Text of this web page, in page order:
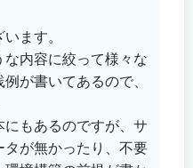
ます。
内容に絞って様々な
が書いてあるので、
もあるのですが、サ
が無かったり、不要